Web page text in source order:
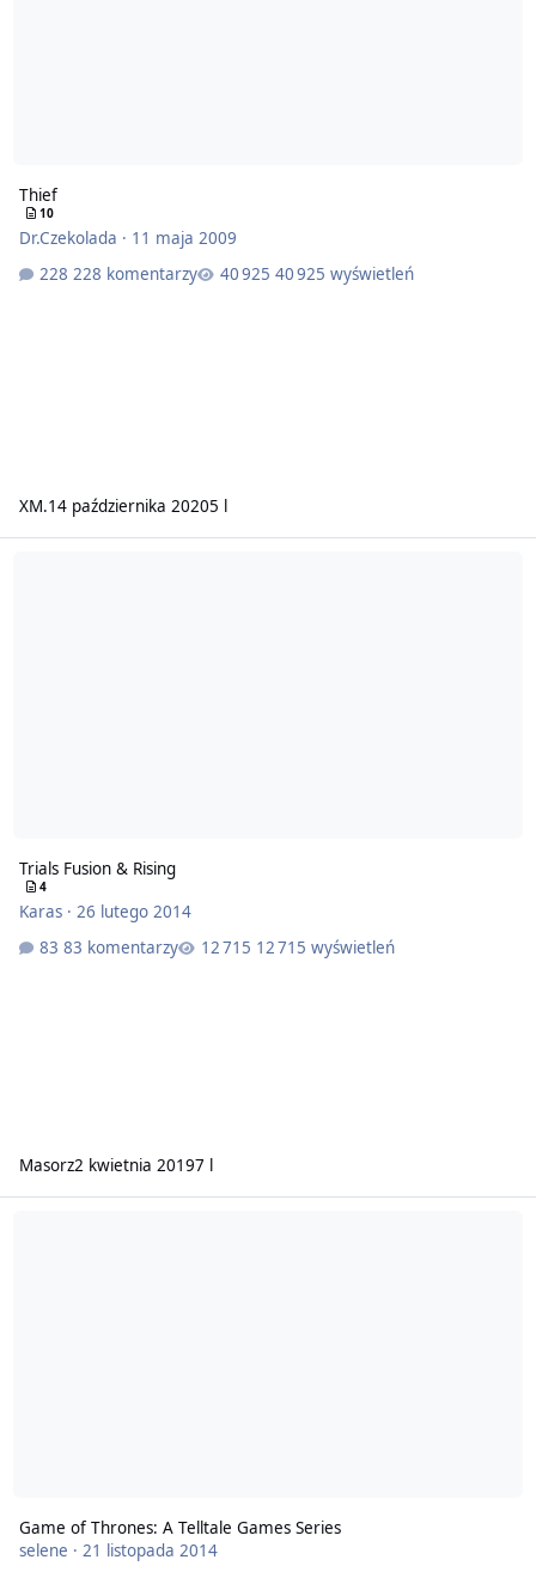
Thief
10
Dr.Czekolada · 11 maja 2009
228 komentarzy
40 925 wyświetleń
XM.14 października 20205 l
Trials Fusion & Rising
4
Karas ·26 lutego 2014
83 komentarzy
12 715 wyświetleń
Masorz2 kwietnia 20197 l
Game of Thrones: A Telltale Games Series
selene · 21 listopada 2014